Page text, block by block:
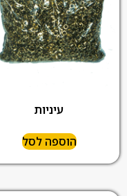
עיניות
הוספה לסל